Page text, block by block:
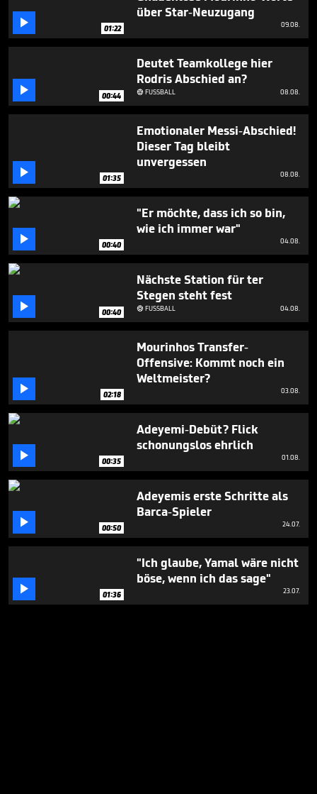
 01:22
über Star-Neuzugang
09.08.
 00:44
Deutet Teamkollege hier
Rodris Abschied an?
FUSSBALL 08.08.
 01:35
Emotionaler Messi-Abschied!
Dieser Tag bleibt
unvergessen
08.08.
 00:40
"Er möchte, dass ich so bin,
wie ich immer war"
04.08.
 00:40
Nächste Station für ter
Stegen steht fest
FUSSBALL 04.08.
 02:18
Mourinhos Transfer-
Offensive: Kommt noch ein
Weltmeister?
03.08.
 00:35
Adeyemi-Debüt? Flick
schonungslos ehrlich
01.08.
 00:50
Adeyemis erste Schritte als
Barca-Spieler
24.07.
 01:36
"Ich glaube, Yamal wäre nicht
böse, wenn ich das sage"
23.07.